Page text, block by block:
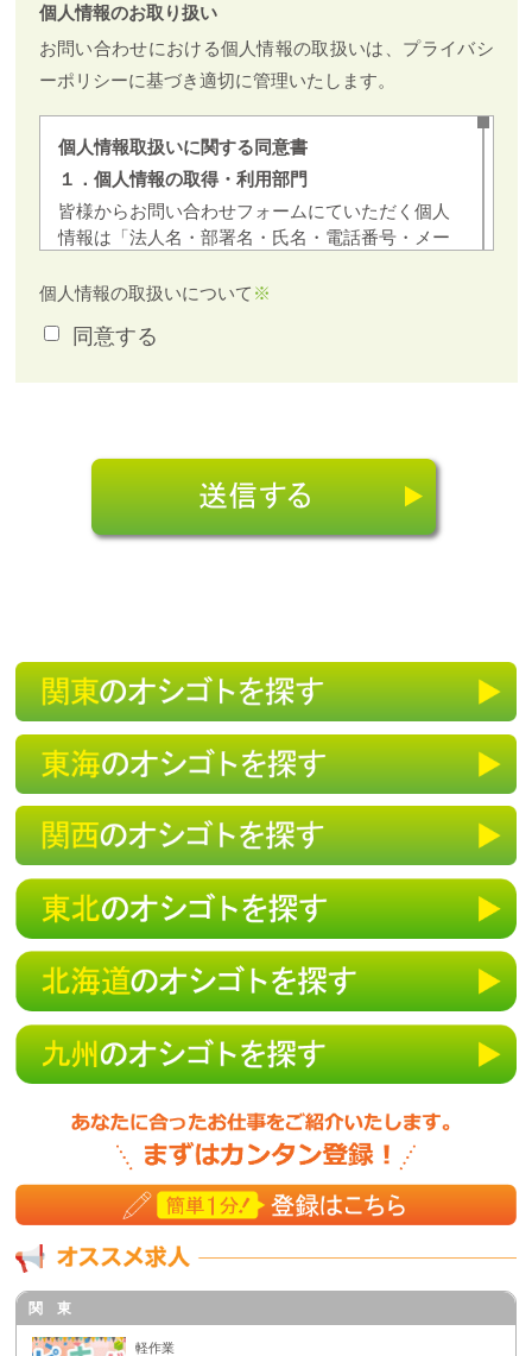
個人情報のお取り扱い
お問い合わせにおける個人情報の取扱いは、プライバシ
ーポリシーに基づき適切に管理いたします。
個人情報取扱いに関する同意書
１．個人情報の取得・利用部門
皆様からお問い合わせフォームにていただく個人
情報は「法人名・部署名・氏名・電話番号・メー
い、目的の範囲内でのみ利用します。 個人情報
理いたします。個人情報への不正アクセスまたは
営に努めております。
問い合わせに対するご返答の為
かに該当する場合は、ご本人様の同意を得ること
なく利用することがあります。
a)法令に基づく場合
b)人の生命、身体又は財産の保護のために必要が
ある場合であって、本人の同意を得ることがt困
難である場合
c)公衆衛生の向上又は児童の健全な育成の推進の
ために特に必要がある場合であって、本人の同意
を得ることが困難であるとき
ｄ）国の機関若しくは地方公共団体又はその委託
を受けた者が法令の定める事務を遂行することに
対して協力する必要がある場合であって、本人の
同意を得ることによって当該事務の遂行に支障を
及ぼすおそれがあるとき
４．個人情報の委託について
個人情報について、当法人の個人情報保護管理体
制が一定の水準に達していると認めた情報処理業
者などに預託（委託）する場合があります。その
場合には当社の責任で適切な委託先を選択し、個
人情報の取扱に関する契約を締結した上で委託し
等の問い合わせについて
当社が保有するご本人様の個人情報について開示
請求・訂正・削除・個人情報の委託等の利用停止
を希望される際は、担当者にお申し出ください。
個人情報の取扱いについて ※
同意する
関 東
軽作業